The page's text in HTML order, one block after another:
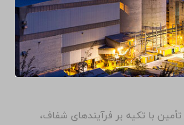
با تکیه بر فرآیندهای شفاف،